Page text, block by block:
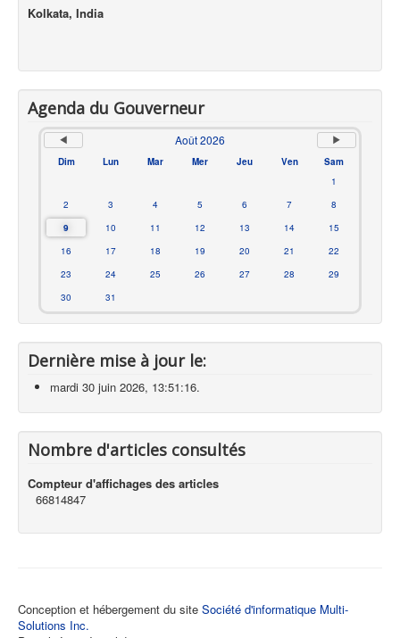
Kolkata, India
Agenda du Gouverneur
Août 2026
Dim Lun Mar Mer Jeu Ven
Sam
1
2
3 4 5 6 7
8
9
10 11 12 13 14
15
16
17 18 19 20 21
22
23
24 25 26 27 28
29
30
31
Dernière mise à jour le:
mardi 30 juin 2026, 13:51:16.
Nombre d'articles consultés
Compteur d'affichages des articles
66814847
Conception et hébergement du site Société d'informatique Multi-
Solutions Inc.